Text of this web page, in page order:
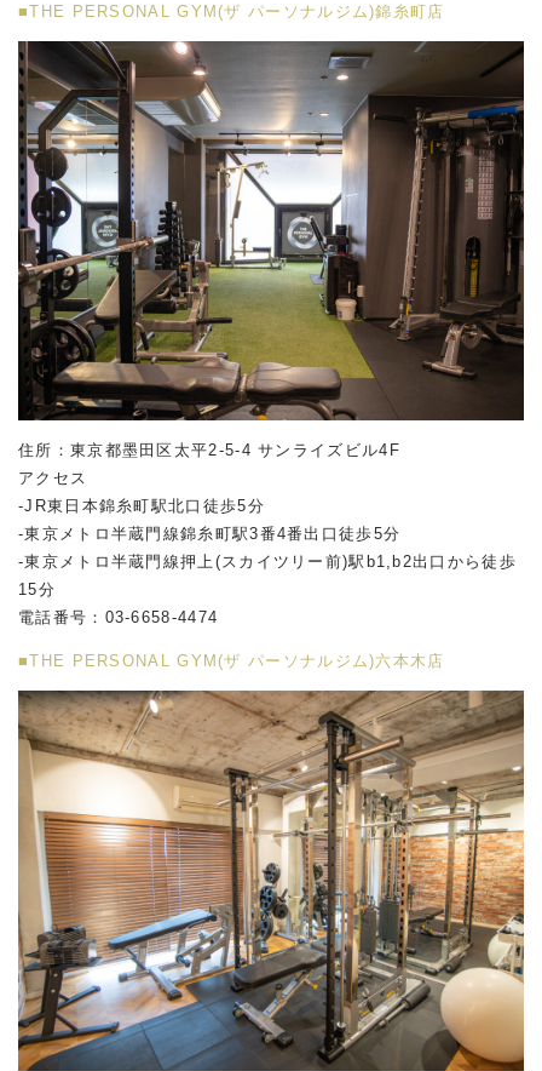
■THE PERSONAL GYM(ザ パーソナルジム)錦糸町店
住所：東京都墨田区太平2-5-4 サンライズビル4F
アクセス
-JR東日本錦糸町駅北口徒歩5分
-東京メトロ半蔵門線錦糸町駅3番4番出口徒歩5分
-東京メトロ半蔵門線押上(スカイツリー前)駅b1,b2出口から徒歩
15分
電話番号：03-6658-4474
■THE PERSONAL GYM(ザ パーソナルジム)六本木店